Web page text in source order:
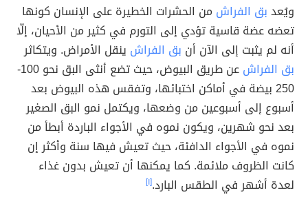
ويُعدبق الفراش من الحشرات الخطيرة على الإنسان كونها
تعضه عضة قاسية تؤدي إلى التورم في كثير من الأحيان، إلّا
أنه لم يثبت إلى الآن أن بق الفراش ينقل الأمراض. ويتكاثر
بق الفراش
عن طريق البيوض، حيث تضع أنثى البق نحو 100-
250 بيضة في أماكن اختبائها، وتفقس هذه البيوض بعد
أسبوع إلى أسبوعين من وضعها، ويكتمل نمو البق الصغير
بعد نحو شهرين، ويكون نموه في الأجواء الباردة أبطأ من
نموه في الأجواء الدافئة، حيث تعيش فيها سنة وأكثر إن
كانت الظروف ملائمة. كما يمكنها أن تعيش بدون غذاء
لعدة أشهر في الطقس البارد.[١]